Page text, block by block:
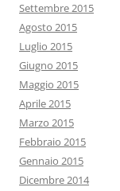
Settembre 2015
Agosto 2015
Luglio 2015
Giugno 2015
Maggio 2015
Aprile 2015
Marzo 2015
Febbraio 2015
Gennaio 2015
Dicembre 2014